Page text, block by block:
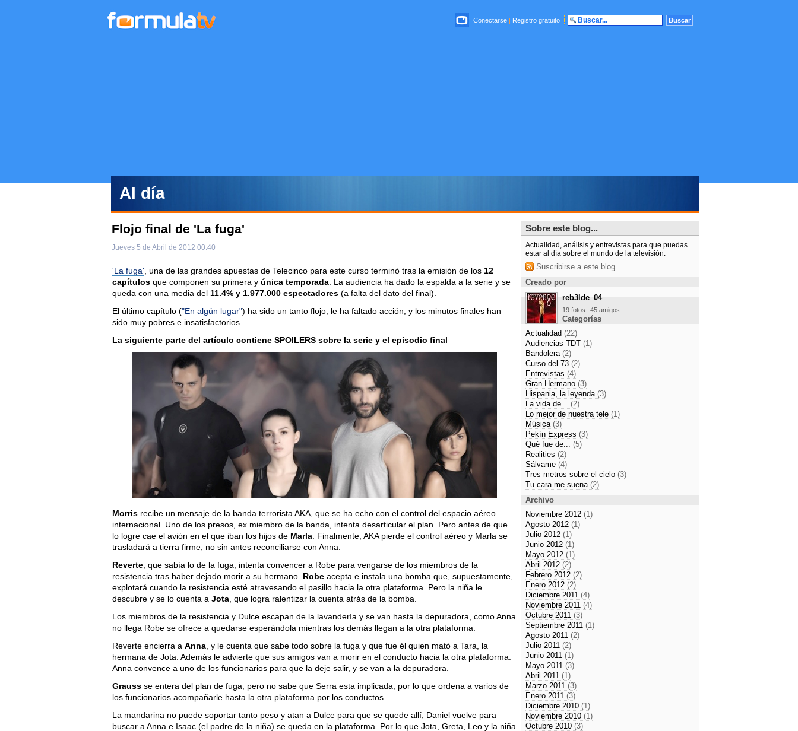
Conectarse | Registro gratuito
Al día
Flojo final de 'La fuga'
Jueves 5 de Abril de 2012 00:40
'La fuga' , una de las grandes apuestas de Telecinco para este curso terminó tras la emisión de los 12
capítulos que componen su primera y única temporada . La audiencia ha dado la espalda a la serie y se
queda con una media del 11.4% y 1.977.000 espectadores (a falta del dato del final).
El último capítulo ("En algún lugar") ha sido un tanto flojo, le ha faltado acción, y los minutos finales han
sido muy pobres e insatisfactorios.
La siguiente parte del artículo contiene SPOILERS sobre la serie y el episodio final
Morris recibe un mensaje de la banda terrorista AKA, que se ha echo con el control del espacio aéreo
internacional. Uno de los presos, ex miembro de la banda, intenta desarticular el plan. Pero antes de que
lo logre cae el avión en el que iban los hijos de Marla . Finalmente, AKA pierde el control aéreo y Marla se
trasladará a tierra firme, no sin antes reconciliarse con Anna.
Reverte , que sabía lo de la fuga, intenta convencer a Robe para vengarse de los miembros de la
resistencia tras haber dejado morir a su hermano. Robe acepta e instala una bomba que, supuestamente,
explotará cuando la resistencia esté atravesando el pasillo hacia la otra plataforma. Pero la niña le
descubre y se lo cuenta a Jota , que logra ralentizar la cuenta atrás de la bomba.
Los miembros de la resistencia y Dulce escapan de la lavandería y se van hasta la depuradora, como Anna
no llega Robe se ofrece a quedarse esperándola mientras los demás llegan a la otra plataforma.
Reverte encierra a Anna , y le cuenta que sabe todo sobre la fuga y que fue él quien mató a Tara, la
hermana de Jota. Además le advierte que sus amigos van a morir en el conducto hacia la otra plataforma.
Anna convence a uno de los funcionarios para que la deje salir, y se van a la depuradora.
Grauss se entera del plan de fuga, pero no sabe que Serra esta implicada, por lo que ordena a varios de
los funcionarios acompañarle hasta la otra plataforma por los conductos.
La mandarina no puede soportar tanto peso y atan a Dulce para que se quede allí, Daniel vuelve para
buscar a Anna e Isaac (el padre de la niña) se queda en la plataforma. Por lo que Jota, Greta, Leo y la niña
Sobre este blog...
Actualidad, análisis y entrevistas para que puedas
estar al día sobre el mundo de la televisión.
Suscribirse a este blog
Creado por
reb3lde_04
19 fotos 45 amigos
Categorías
Actualidad (22)
Audiencias TDT (1)
Bandolera (2)
Curso del 73 (2)
Entrevistas (4)
Gran Hermano (3)
Hispania, la leyenda (3)
La vida de... (2)
Lo mejor de nuestra tele (1)
Música (3)
Pekín Express (3)
Qué fue de... (5)
Realities (2)
Sálvame (4)
Tres metros sobre el cielo (3)
Tu cara me suena (2)
Archivo
Noviembre 2012 (1)
Agosto 2012 (1)
Julio 2012 (1)
Junio 2012 (1)
Mayo 2012 (1)
Abril 2012 (2)
Febrero 2012 (2)
Enero 2012 (2)
Diciembre 2011 (4)
Noviembre 2011 (4)
Octubre 2011 (3)
Septiembre 2011 (1)
Agosto 2011 (2)
Julio 2011 (2)
Junio 2011 (1)
Mayo 2011 (3)
Abril 2011 (1)
Marzo 2011 (3)
Enero 2011 (3)
Diciembre 2010 (1)
Noviembre 2010 (1)
Octubre 2010 (3)